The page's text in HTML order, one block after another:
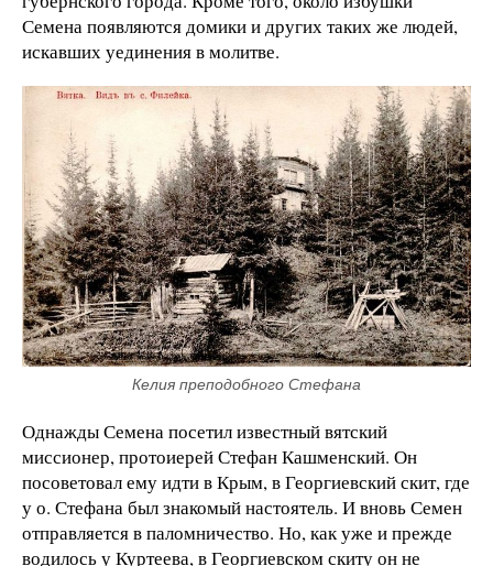
Семена появляются домики и других таких же людей,
искавших уединения в молитве.
Келия преподобного Стефана
Однажды Семена посетил известный вятский
миссионер, протоиерей Стефан Кашменский. Он
посоветовал ему идти в Крым, в Георгиевский скит, где
у о. Стефана был знакомый настоятель. И вновь Семен
отправляется в паломничество. Но, как уже и прежде
водилось у Куртеева, в Георгиевском скиту он не